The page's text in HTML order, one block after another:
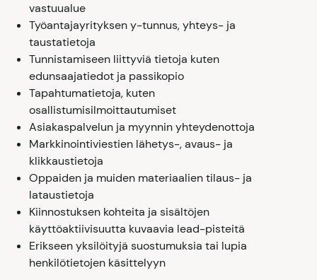
vastuualue
Työantajayrityksen y-tunnus, yhteys- ja
taustatietoja
Tunnistamiseen liittyviä tietoja kuten
edunsaajatiedot ja passikopio
Tapahtumatietoja, kuten
osallistumisilmoittautumiset
Asiakaspalvelun ja myynnin yhteydenottoja
Markkinointiviestien lähetys-, avaus- ja
klikkaustietoja
Oppaiden ja muiden materiaalien tilaus- ja
lataustietoja
Kiinnostuksen kohteita ja sisältöjen
käyttöaktiivisuutta kuvaavia lead-pisteitä
Erikseen yksilöityjä suostumuksia tai lupia
henkilötietojen käsittelyyn